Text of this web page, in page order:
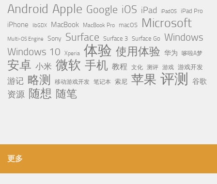
Android Apple Google iOS iPad iPadOS iPad Pro
iPhone libGDX MacBook MacBook Pro macOS Microsoft
Multi-OS Engine Sony Surface Surface 3 Surface Go Windows
Windows 10 Xperia 体验 使用体验 华为 哆啦A梦
安卓 小米 微软 手机 教程 文化 测评 游戏 游戏开发
游记 略测 移动游戏开发 笔记本 索尼 苹果 评测 谷歌
资源 随想 随笔
更多